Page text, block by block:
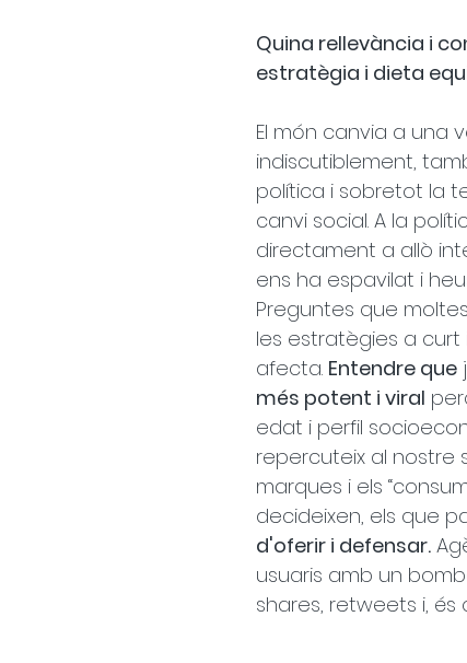
Quina rellevància i
estratègia i dieta
El món canvia a una
indiscutiblement,
política i sobretot la
canvi social. A la
directament a allò
ens ha espavilat i
Preguntes que
les estratègies a
afecta. Entendre que
més potent i viral
edat i perfil
repercuteix al nostre
marques i els
decideixen, els que
d'oferir i defensar.
usuaris amb un
shares, retweets i,